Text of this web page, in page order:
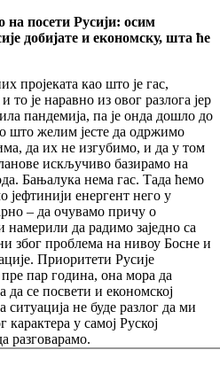
на посети Русији: осим
добијате и економску, шта ће
као што је гас,
то је наравно из овог разлога јер
пандемија, па је онда дошло до
што желим јесте да одржимо
да их не изгубимо, и да у том
искључиво базирамо на
Бањалука нема гас. Тада ћемо
енергент него у
– да очувамо причу о
намерили да радимо заједно са
због проблема на нивоу Босне и
Приоритети Русије
пар година, она мора да
се посвети и економској
не буде разлог да ми
карактера у самој Руској
разговарамо.